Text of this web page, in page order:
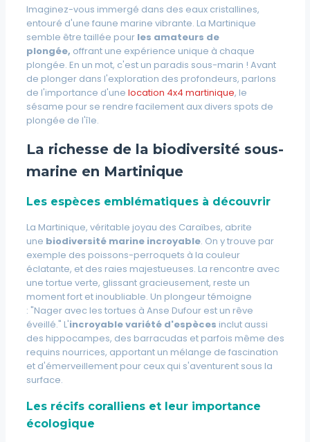
Imaginez-vous immergé dans des eaux cristallines,
entouré d'une faune marine vibrante. La Martinique
semble être taillée pour les amateurs de
plongée, offrant une expérience unique à chaque
plongée. En un mot, c'est un paradis sous-marin ! Avant
de plonger dans l'exploration des profondeurs, parlons
de l'importance d'une location 4x4 martinique, le
sésame pour se rendre facilement aux divers spots de
plongée de l'île.
La richesse de la biodiversité sous-
marine en Martinique
Les espèces emblématiques à découvrir
La Martinique, véritable joyau des Caraïbes, abrite
une biodiversité marine incroyable. On y trouve par
exemple des poissons-perroquets à la couleur
éclatante, et des raies majestueuses. La rencontre avec
une tortue verte, glissant gracieusement, reste un
moment fort et inoubliable. Un plongeur témoigne
: "Nager avec les tortues à Anse Dufour est un rêve
éveillé." L'incroyable variété d'espèces inclut aussi
des hippocampes, des barracudas et parfois même des
requins nourrices, apportant un mélange de fascination
et d'émerveillement pour ceux qui s'aventurent sous la
surface.
Les récifs coralliens et leur importance
écologique